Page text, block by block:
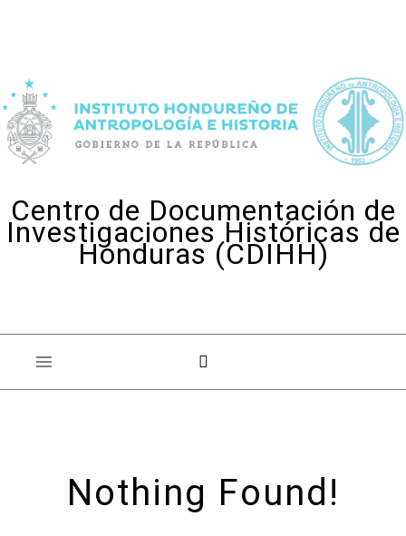
Centro de Documentación de
Investigaciones Históricas de
Honduras (CDIHH)
Nothing Found!